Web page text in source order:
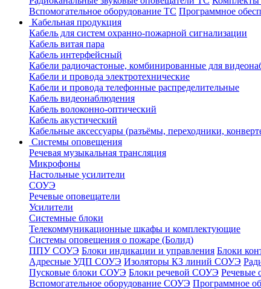
Вспомогательное оборудование ТС Программное
Кабельная продукция
Кабель для систем охранно-пожарной сигнализации
Кабель витая пара
Кабель интерфейсный
Кабели радиочастоные, комбинированные для
Кабели и провода электротехнические
Кабели и провода телефонные распределительные
Кабель видеонаблюдения
Кабель волоконно-оптический
Кабель акустический
Кабельные аксессуары (разъёмы, переходники,
Системы оповещения
Речевая музыкальная трансляция
Микрофоны
Настольные усилители
СОУЭ
Речевые оповещатели
Усилители
Системные блоки
Телекоммуникационные шкафы и комплектующие
Системы оповещения о пожаре (Болид)
ППУ СОУЭ Блоки индикации и управления Блоки
Адресные УДП СОУЭ Изоляторы КЗ линий СОУЭ
Пусковые блоки СОУЭ Блоки речевой СОУЭ Речевые
Вспомогательное оборудование СОУЭ Программное